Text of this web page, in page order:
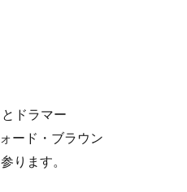
ドラマー
ード・ブラウン
ります。